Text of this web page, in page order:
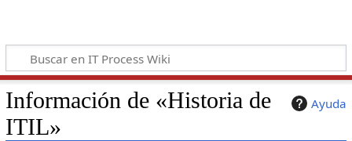
Ayuda
Información de «Historia de
ITIL»